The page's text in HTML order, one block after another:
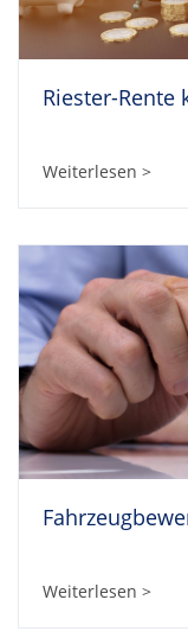
Riester-Rente
Weiterlesen >
Weiterlesen >